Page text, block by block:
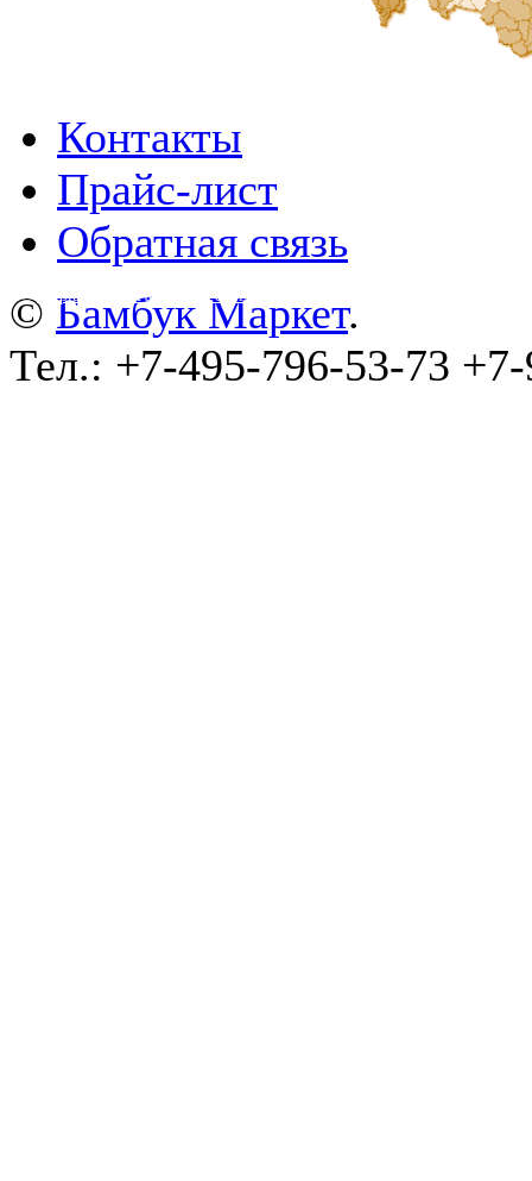
Контакты
Прайс-лист
Обратная связь
© wa-plugins.ru - Разработка сайта
© Бамбук Маркет.
Тел.: +7-495-796-53-73